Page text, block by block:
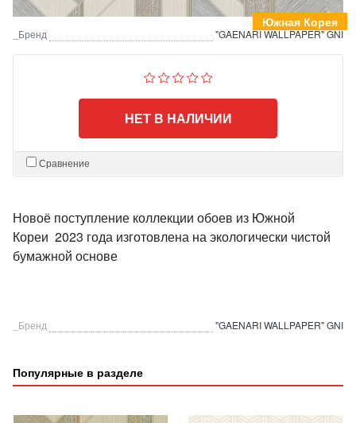
Южная Корея
_Бренд "GAENARI WALLPAPER" GNI
НЕТ В НАЛИЧИИ
Сравнение
Новоё поступление коллекции обоев из Южной
Кореи 2023 года изготовлена на экологически чистой
бумажной основе
_Бренд "GAENARI WALLPAPER" GNI
Популярные в разделе